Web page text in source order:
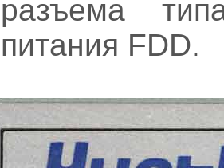
разъема
питания FDD.